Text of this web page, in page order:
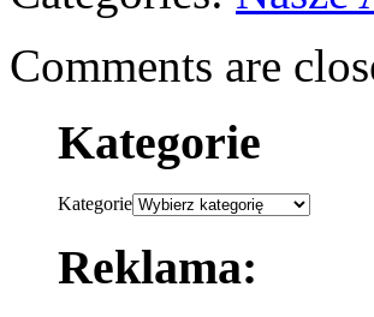
Comments are
Kategorie
Kategorie
Reklama: